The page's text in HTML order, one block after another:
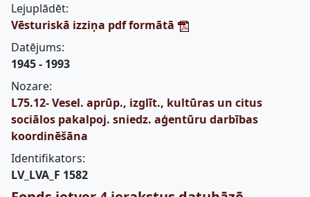
Lejuplādēt:
Vēsturiskā izziņa pdf formātā
Datējums:
1945 - 1993
Nozare:
L75.12- Vesel. aprūp., izglīt., kultūras un citus
sociālos pakalpoj. sniedz. aģentūru darbības
koordinēšāna
Identifikators:
LV_LVA_F 1582